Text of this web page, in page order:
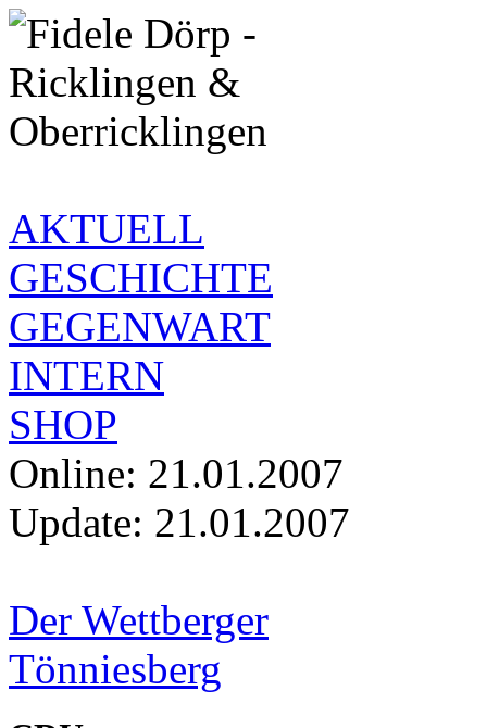
AKTUELL
GESCHICHTE
GEGENWART
INTERN
SHOP
Online: 21.01.2007
Update: 21.01.2007
Der Wettberger
Tönniesberg